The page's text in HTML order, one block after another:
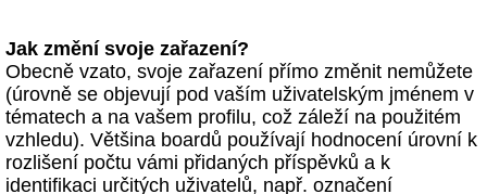
Jak změní svoje zařazení?
Obecně vzato, svoje zařazení přímo změnit nemůžete
(úrovně se objevují pod vaším uživatelským jménem v
tématech a na vašem profilu, což záleží na použitém
vzhledu). Většina boardů používají hodnocení úrovní k
rozlišení počtu vámi přidaných příspěvků a k
identifikaci určitých uživatelů, např. označení